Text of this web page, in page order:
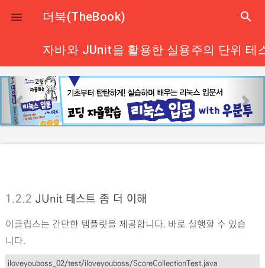
close
 더북(TheBook) search
자바와 JUnit을 활용한 실용주의 단위 테
p
r
e
s
e
x
1.2.2 JUnit 테스트 좀 더 이해
이클립스는 간단한 템플릿을 제공합니다. 바로 실행할 수 있습
니다.
iloveyouboss_02/test/iloveyouboss/ScoreCollectionTest.java